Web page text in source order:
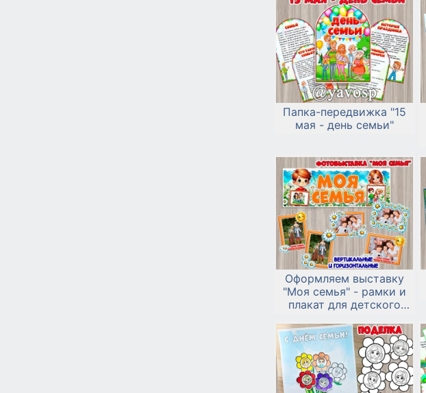
Папка-передвижка "15
мая - день семьи"
Оформляем выставку
"Моя семья" - рамки и
плакат для детского